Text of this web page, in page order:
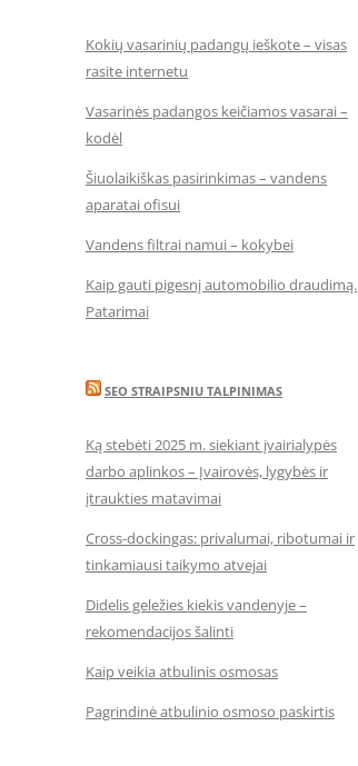
Kokių vasarinių padangų ieškote – visas
rasite internetu
Vasarinės padangos keičiamos vasarai –
kodėl
Šiuolaikiškas pasirinkimas – vandens
aparatai ofisui
Vandens filtrai namui – kokybei
Kaip gauti pigesnį automobilio draudimą.
Patarimai
SEO STRAIPSNIU TALPINIMAS
Ką stebėti 2025 m. siekiant įvairialypės
darbo aplinkos – Įvairovės, lygybės ir
įtraukties matavimai
Cross-dockingas: privalumai, ribotumai ir
tinkamiausi taikymo atvejai
Didelis geležies kiekis vandenyje –
rekomendacijos šalinti
Kaip veikia atbulinis osmosas
Pagrindinė atbulinio osmoso paskirtis